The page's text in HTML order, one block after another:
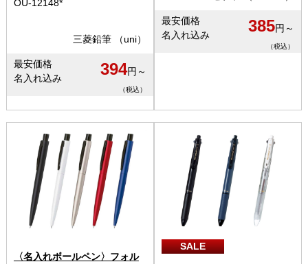
OU-12148*
三菱鉛筆 （uni）
最安価格
名入れ込み
394円～
（税込）
最安価格
名入れ込み
385円～
（税込）
〈名入れボールペン〉フォル
SALE